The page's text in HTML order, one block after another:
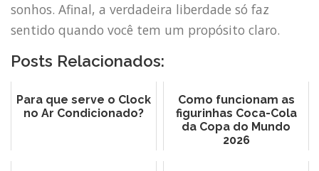
sonhos. Afinal, a verdadeira liberdade só faz
sentido quando você tem um propósito claro.
Posts Relacionados:
Para que serve o Clock
no Ar Condicionado?
Como funcionam as
figurinhas Coca-Cola
da Copa do Mundo
2026